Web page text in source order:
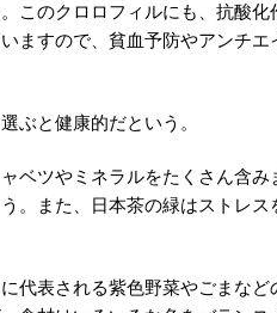
このクロロフィルにも、抗酸
ますので、貧血予防やアンチエ
ぶと健康的だという。
ベツやミネラルをたくさん含
。また、日本茶の緑はストレス
代表される紫色野菜やごまな